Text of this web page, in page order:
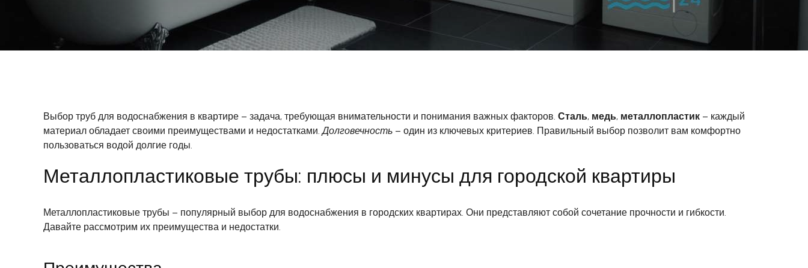
Выбор труб для водоснабжения в квартире – задача, требующая внимательности и понимания важных факторов. Сталь, медь, металлопластик – каждый
материал обладает своими преимуществами и недостатками.Долговечность – один из ключевых критериев. Правильный выбор позволит вам комфортно
пользоваться водой долгие годы.
Металлопластиковые трубы: плюсы и минусы для городской квартиры
Металлопластиковые трубы – популярный выбор для водоснабжения в городских квартирах. Они представляют собой сочетание прочности и гибкости.
Давайте рассмотрим их преимущества и недостатки.